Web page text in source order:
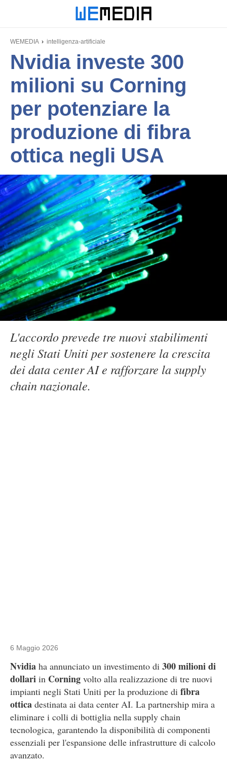
WEMEDIA intelligenza-artificiale
Nvidia investe 300
milioni su Corning
per potenziare la
produzione di fibra
ottica negli USA
L'accordo prevede tre nuovi stabilimenti
negli Stati Uniti per sostenere la crescita
dei data center AI e rafforzare la supply
chain nazionale.
6 Maggio 2026
Nvidia ha annunciato un investimento di 300 milioni di
dollari in Corning volto alla realizzazione di tre nuovi
impianti negli Stati Uniti per la produzione di fibra
ottica destinata ai data center AI. La partnership mira a
eliminare i colli di bottiglia nella supply chain
tecnologica, garantendo la disponibilità di componenti
essenziali per l'espansione delle infrastrutture di calcolo
avanzato.